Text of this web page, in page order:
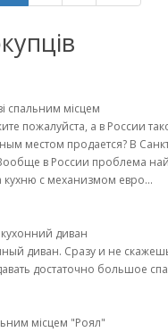
спальним місцем
пожалуйста, а в России
местом продается? В
в России проблема
с механизмом евро...
диван
диван. Сразу и не
достаточно большое
місцем "Роял"